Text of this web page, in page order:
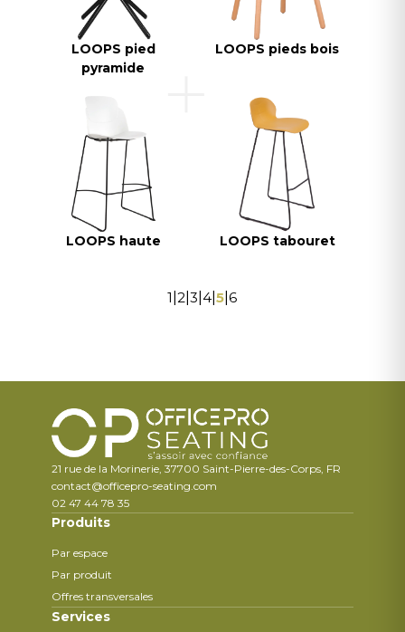
LOOPS pied
pyramide
LOOPS pieds bois
LOOPS haute LOOPS tabouret
1 |2 |3 |4 |5 |6
21 rue de la Morinerie, 37700 Saint-Pierre-des-Corps, FR
contact@officepro-seating.com
02 47 44 78 35
Produits
Par espace
Par produit
Offres transversales
Services